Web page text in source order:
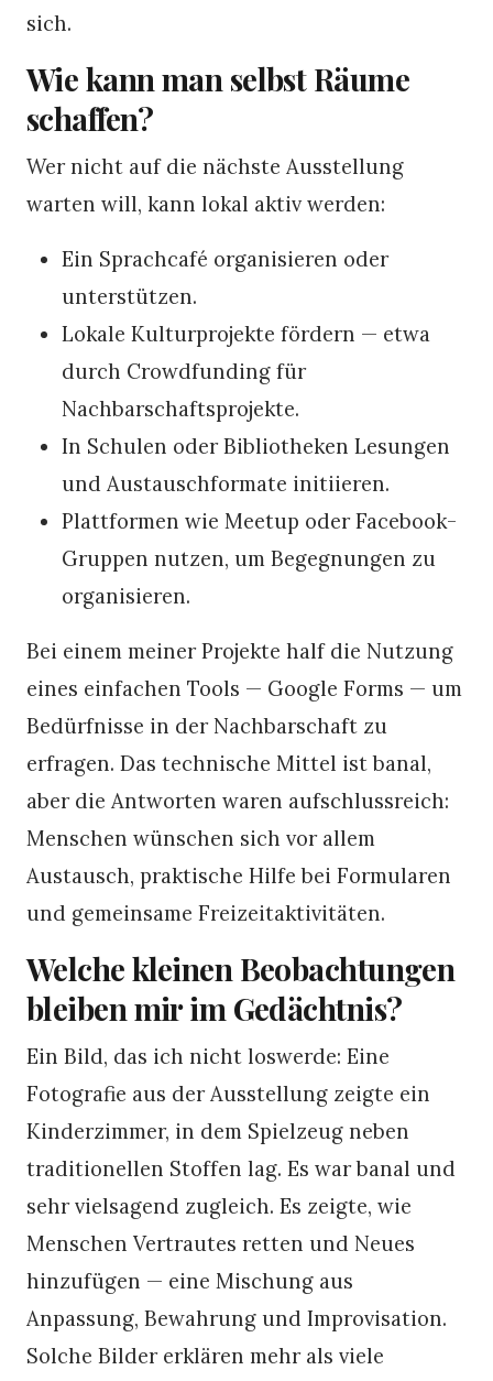
sich.
Wie kann man selbst Räume
schaffen?
Wer nicht auf die nächste Ausstellung
warten will, kann lokal aktiv werden:
Ein Sprachcafé organisieren oder
unterstützen.
Lokale Kulturprojekte fördern — etwa
durch Crowdfunding für
Nachbarschaftsprojekte.
In Schulen oder Bibliotheken Lesungen
und Austauschformate initiieren.
Plattformen wie Meetup oder Facebook-
Gruppen nutzen, um Begegnungen zu
organisieren.
Bei einem meiner Projekte half die Nutzung
eines einfachen Tools — Google Forms — um
Bedürfnisse in der Nachbarschaft zu
erfragen. Das technische Mittel ist banal,
aber die Antworten waren aufschlussreich:
Menschen wünschen sich vor allem
Austausch, praktische Hilfe bei Formularen
und gemeinsame Freizeitaktivitäten.
Welche kleinen Beobachtungen
bleiben mir im Gedächtnis?
Ein Bild, das ich nicht loswerde: Eine
Fotografie aus der Ausstellung zeigte ein
Kinderzimmer, in dem Spielzeug neben
traditionellen Stoffen lag. Es war banal und
sehr vielsagend zugleich. Es zeigte, wie
Menschen Vertrautes retten und Neues
hinzufügen — eine Mischung aus
Anpassung, Bewahrung und Improvisation.
Solche Bilder erklären mehr als viele